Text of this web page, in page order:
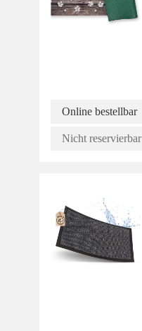
Online bestellbar
Nicht reservierbar